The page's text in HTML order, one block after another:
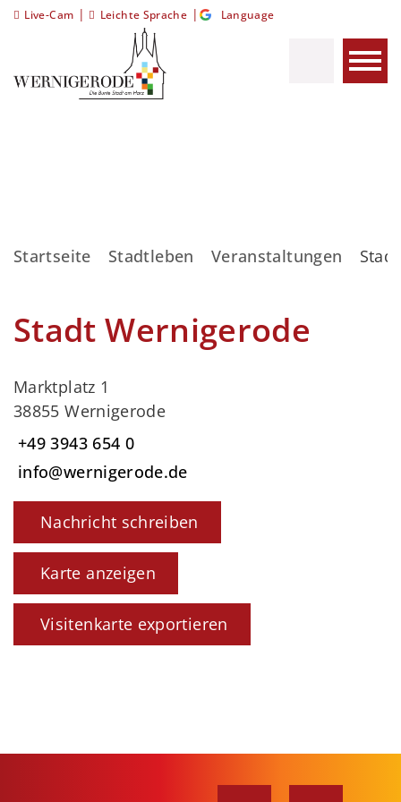
Live-Cam | Leichte Sprache | Language
Startseite Stadtleben Veranstaltungen
Stadt Wernigerode
Marktplatz 1
38855 Wernigerode
+49 3943 654 0
info@wernigerode.de
Nachricht schreiben
Karte anzeigen
Visitenkarte exportieren